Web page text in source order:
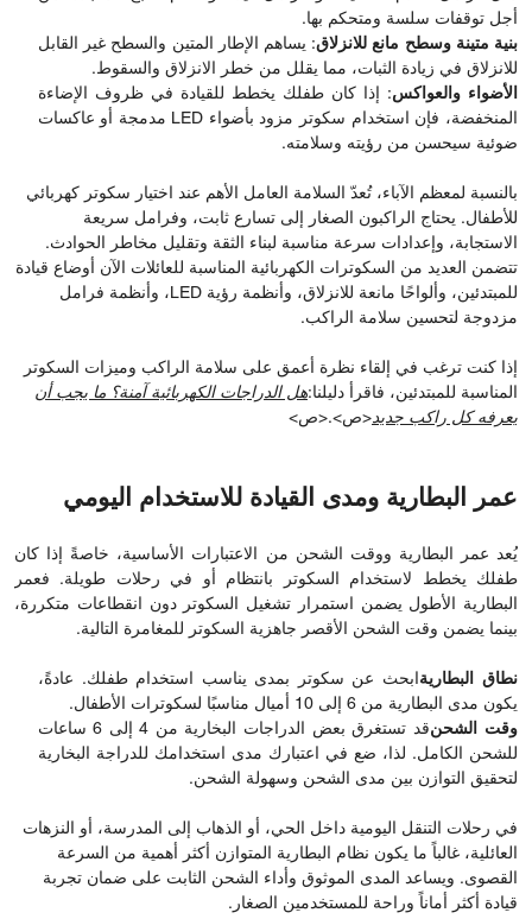
أجل توقفات سلسة ومتحكم بها.
بنية متينة وسطح مانع للانزلاق: يساهم الإطار المتين والسطح غير القابل
للانزلاق في زيادة الثبات، مما يقلل من خطر الانزلاق والسقوط.
الأضواء والعواكس: إذا كان طفلك يخطط للقيادة في ظروف الإضاءة
المنخفضة، فإن استخدام سكوتر مزود بأضواء LED مدمجة أو عاكسات
ضوئية سيحسن من رؤيته وسلامته.
بالنسبة لمعظم الآباء، تُعدّ السلامة العامل الأهم عند اختيار سكوتر كهربائي
للأطفال. يحتاج الراكبون الصغار إلى تسارع ثابت، وفرامل سريعة
الاستجابة، وإعدادات سرعة مناسبة لبناء الثقة وتقليل مخاطر الحوادث.
تتضمن العديد من السكوترات الكهربائية المناسبة للعائلات الآن أوضاع قيادة
للمبتدئين، وألواحًا مانعة للانزلاق، وأنظمة رؤية LED، وأنظمة فرامل
مزدوجة لتحسين سلامة الراكب.
إذا كنت ترغب في إلقاء نظرة أعمق على سلامة الراكب وميزات السكوتر
المناسبة للمبتدئين، فاقرأ دليلنا:هل الدراجات الكهربائية آمنة؟ ما يجب أن
يعرفه كل راكب جديد<ص>.<ص>
عمر البطارية ومدى القيادة للاستخدام اليومي
يُعد عمر البطارية ووقت الشحن من الاعتبارات الأساسية، خاصةً إذا كان
طفلك يخطط لاستخدام السكوتر بانتظام أو في رحلات طويلة. فعمر
البطارية الأطول يضمن استمرار تشغيل السكوتر دون انقطاعات متكررة،
بينما يضمن وقت الشحن الأقصر جاهزية السكوتر للمغامرة التالية.
نطاق البطارية ابحث عن سكوتر بمدى يناسب استخدام طفلك. عادةً،
يكون مدى البطارية من 6 إلى 10 أميال مناسبًا لسكوترات الأطفال.
وقت الشحن
قد تستغرق بعض الدراجات البخارية من 4 إلى 6 ساعات
للشحن الكامل. لذا، ضع في اعتبارك مدى استخدامك للدراجة البخارية
لتحقيق التوازن بين مدى الشحن وسهولة الشحن.
في رحلات التنقل اليومية داخل الحي، أو الذهاب إلى المدرسة، أو النزهات
العائلية، غالباً ما يكون نظام البطارية المتوازن أكثر أهمية من السرعة
القصوى. ويساعد المدى الموثوق وأداء الشحن الثابت على ضمان تجربة
قيادة أكثر أماناً وراحة للمستخدمين الصغار.